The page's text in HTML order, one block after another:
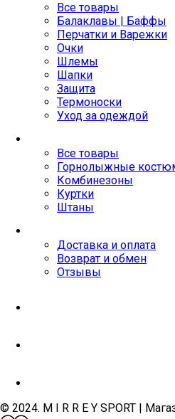
Все товары
Балаклавы | Баффы
Перчатки и Варежки
Очки
Шлемы
Шапки
Защита
Термоноски
Уход за одеждой
Все товары
Горнолыжные
Комбинезоны
Куртки
Штаны
Доставка и оплата
Возврат и обмен
Отзывы
© 2024. M I R R E Y SPORT |